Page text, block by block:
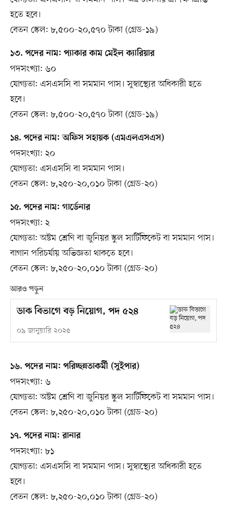
হতে হবে।
বেতন স্কেল: ৮,৫০০-২০,৫৭০ টাকা (গ্রেড-১৯)
১৩. পদের নাম: প্যাকার কাম মেইল ক্যারিয়ার
পদসংখ্যা: ৬০
যোগ্যতা: এসএসসি বা সমমান পাস। সুস্বাস্থ্যের অধিকারী হতে
হবে।
বেতন স্কেল: ৮,৫০০-২০,৫৭০ টাকা (গ্রেড-১৯)
১৪. পদের নাম: অফিস সহায়ক (এমএলএসএস)
পদসংখ্যা: ২০
যোগ্যতা: এসএসসি বা সমমান পাস।
বেতন স্কেল: ৮,২৫০-২০,০১০ টাকা (গ্রেড-২০)
১৫. পদের নাম: গার্ডেনার
পদসংখ্যা: ২
যোগ্যতা: অষ্টম শ্রেণি বা জুনিয়র স্কুল সার্টিফিকেট বা সমমান পাস।
বাগান পরিচর্যায় অভিজ্ঞতা থাকতে হবে।
বেতন স্কেল: ৮,২৫০-২০,০১০ টাকা (গ্রেড-২০)
আরও পড়ুন
ডাক বিভাগে বড় নিয়োগ, পদ ৫২৪
০৯ জানুয়ারি ২০২৫
১৬. পদের নাম: পরিচ্ছন্নতাকর্মী (সুইপার)
পদসংখ্যা: ৬
যোগ্যতা: অষ্টম শ্রেণি বা জুনিয়র স্কুল সার্টিফিকেট বা সমমান পাস।
বেতন স্কেল: ৮,২৫০-২০,০১০ টাকা (গ্রেড-২০)
১৭. পদের নাম: রানার
পদসংখ্যা: ৮১
যোগ্যতা: এসএসসি বা সমমান পাস। সুস্বাস্থ্যের অধিকারী হতে
হবে।
বেতন স্কেল: ৮,২৫০-২০,০১০ টাকা (গ্রেড-২০)